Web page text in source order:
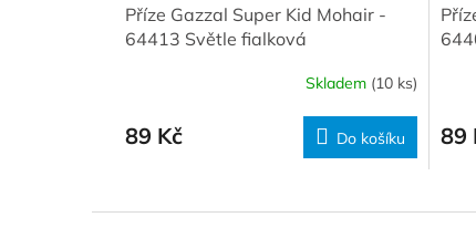
Příze Gazzal Super Kid Mohair -
64413 Světle fialková
Skladem (10 ks)
89 Kč Do košíku 89